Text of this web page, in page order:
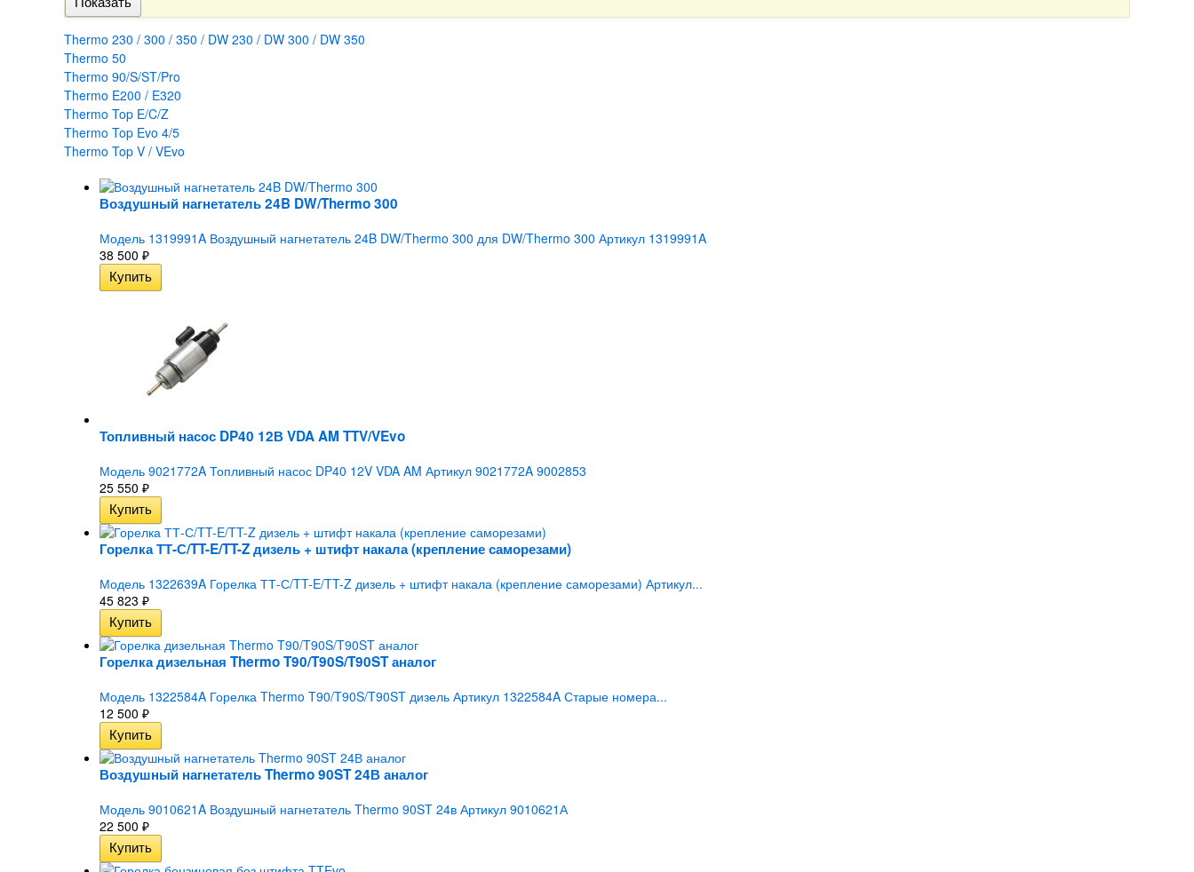
Thermo 230 / 300 / 350 / DW 230 / DW 300 / DW 350
Thermo 50
Thermo 90/S/ST/Pro
Thermo E200 / E320
Thermo Top E/C/Z
Thermo Top Evo 4/5
Thermo Top V / VEvo
Воздушный нагнетатель 24B DW/Thermo 300
Модель 1319991A Воздушный нагнетатель 24B DW/Thermo 300 для DW/Thermo 300 Артикул 1319991A
38 500 ₽
Топливный насос DP40 12В VDA AM TTV/VEvo
Модель 9021772A Топливный насос DP40 12V VDA AM Артикул 9021772A 9002853
25 550 ₽
Горелка ТТ-С/TT-E/TT-Z дизель + штифт накала (крепление саморезами)
Модель 1322639A Горелка ТТ-С/TT-E/TT-Z дизель + штифт накала (крепление саморезами) Артикул...
45 823 ₽
Горелка дизельная Thermo T90/T90S/T90ST аналог
Модель 1322584A Горелка Thermo T90/T90S/T90ST дизель Артикул 1322584A Старые номера...
12 500 ₽
Воздушный нагнетатель Thermo 90ST 24В аналог
Модель 9010621A Воздушный нагнетатель Thermo 90ST 24в Артикул 9010621А
22 500 ₽